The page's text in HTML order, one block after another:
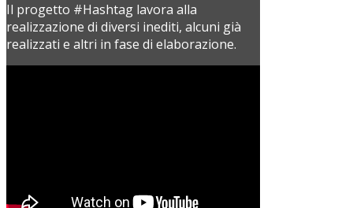
Il progetto #Hashtag lavora alla
realizzazione di diversi inediti, alcuni già
realizzati e altri in fase di elaborazione.